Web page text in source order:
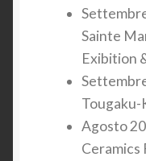
Sainte
Exibition
Tougaku-
Agosto
Ceramics